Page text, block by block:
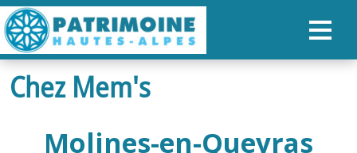
ACCUEIL
Chez Mem's
Molines-en-Queyras